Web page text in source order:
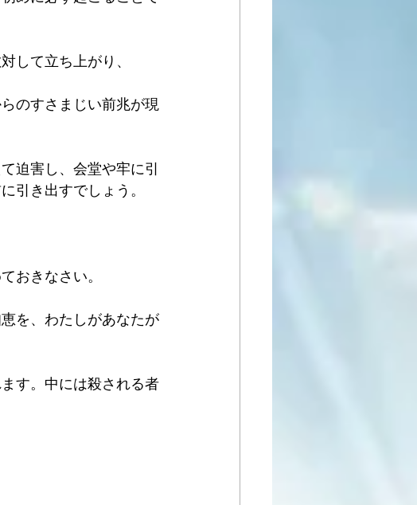
して立ち上がり、
のすさまじい前兆が現
迫害し、会堂や牢に引
引き出すでしょう。
おきなさい。
を、わたしがあなたが
す。中には殺される者